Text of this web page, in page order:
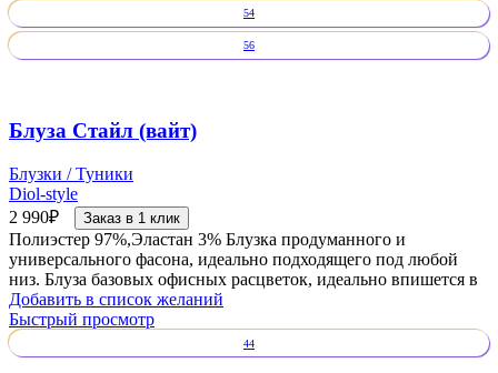
54
56
Блуза Стайл (вайт)
Блузки / Туники
Diol-style
2 990₽ Заказ в 1 клик
Полиэстер 97%,Эластан 3% Блузка продуманного и
универсального фасона, идеально подходящего под любой
низ. Блуза базовых офисных расцветок, идеально впишется в
Добавить в список желаний
Быстрый просмотр
44